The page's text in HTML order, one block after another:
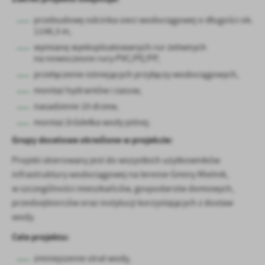
przebudowę odcinka sieci wodociągowej o długości ok.
1148,3 m,
wymianę wyeksploatowanych rur żeliwnych
na nowoczesne rury PVC/PE/PP,
przełączenie istniejących przyłączy wodociągowych,
montaż hydrantów i zasuw,
nasadzenie 10 drzew,
montaż źródełka wody pitnej.
Grupy docelowe określone w projekcie:
Projekt skierowany jest do wszystkich użytkowników
infrastruktury wodociągowej na terenie Gminy Mielnik,
w szczególności mieszkańców, gospodarstw domowych,
przedsiębiorców oraz instytucji korzystających z dostaw
wody.
Cele projektu:
zmniejszenie strat wody,